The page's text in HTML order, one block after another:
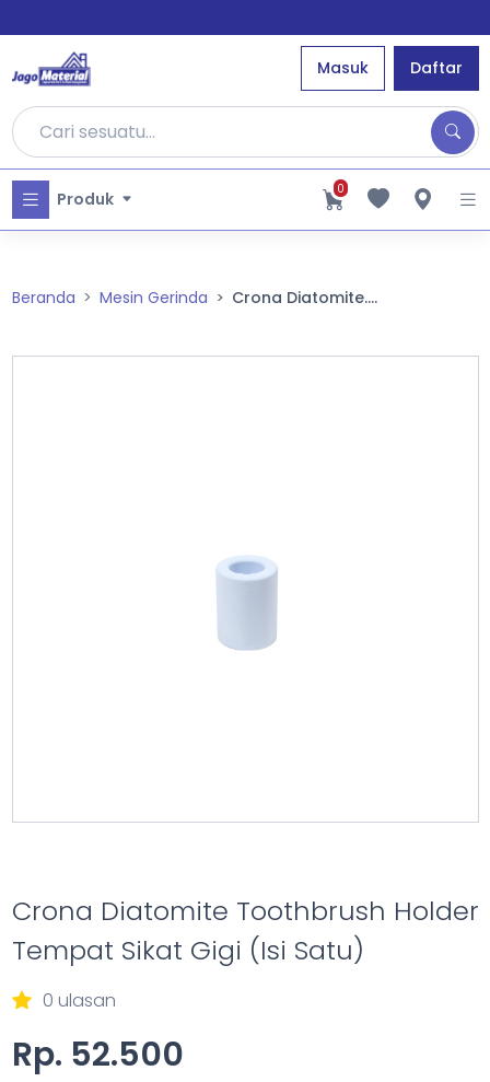
Masuk Daftar
Produk 0
Beranda Mesin Gerinda Crona Diatomite....
Crona Diatomite Toothbrush Holder
Tempat Sikat Gigi (Isi Satu)
0 ulasan
Rp. 52.500